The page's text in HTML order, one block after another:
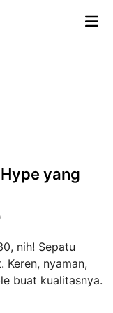
yang
nih! Sepatu
Keren, nyaman,
buat kualitasnya.